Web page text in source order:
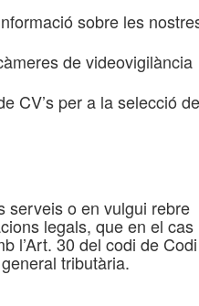
sobre les
de videovigilància
CV’s per a la selecció de
serveis o en vulgui rebre
legals, que en el cas
l’Art. 30 del codi de Codi
tributària.